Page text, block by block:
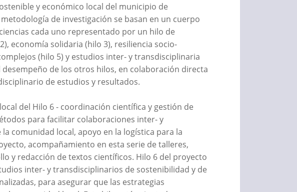
y económico local del municipio de
de investigación se basan en un cuerpo
cada uno representado por un hilo de
economía solidaria (hilo 3), resiliencia socio-
(hilo 5) y estudios inter- y transdisciplinaria
de los otros hilos, en colaboración directa
de estudios y resultados.
del Hilo 6 - coordinación científica y gestión de
para facilitar colaboraciones inter- y
comunidad local, apoyo en la logística para la
acompañamiento en esta serie de talleres,
y redacción de textos científicos. Hilo 6 del proyecto
inter- y transdisciplinarios de sostenibilidad y de
para asegurar que las estrategias